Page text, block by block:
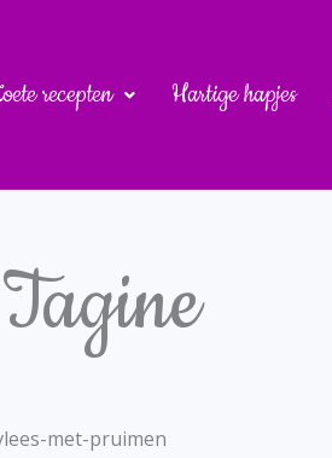
recepten Hartige hapjes
met-pruimen